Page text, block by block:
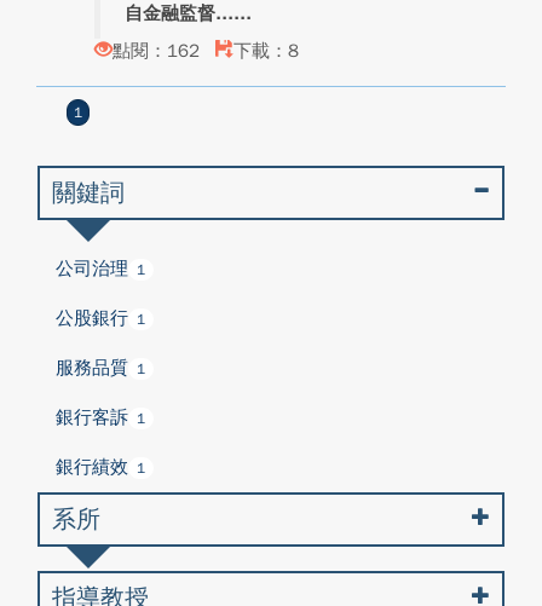
自金融監督...
點閱：162
下載：8
1
關鍵詞
公司治理 1
公股銀行 1
服務品質 1
銀行客訴 1
銀行績效 1
系所
指導教授